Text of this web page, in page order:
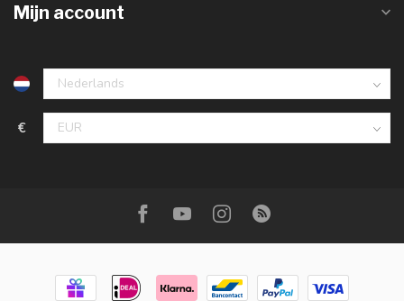
Mijn account
€